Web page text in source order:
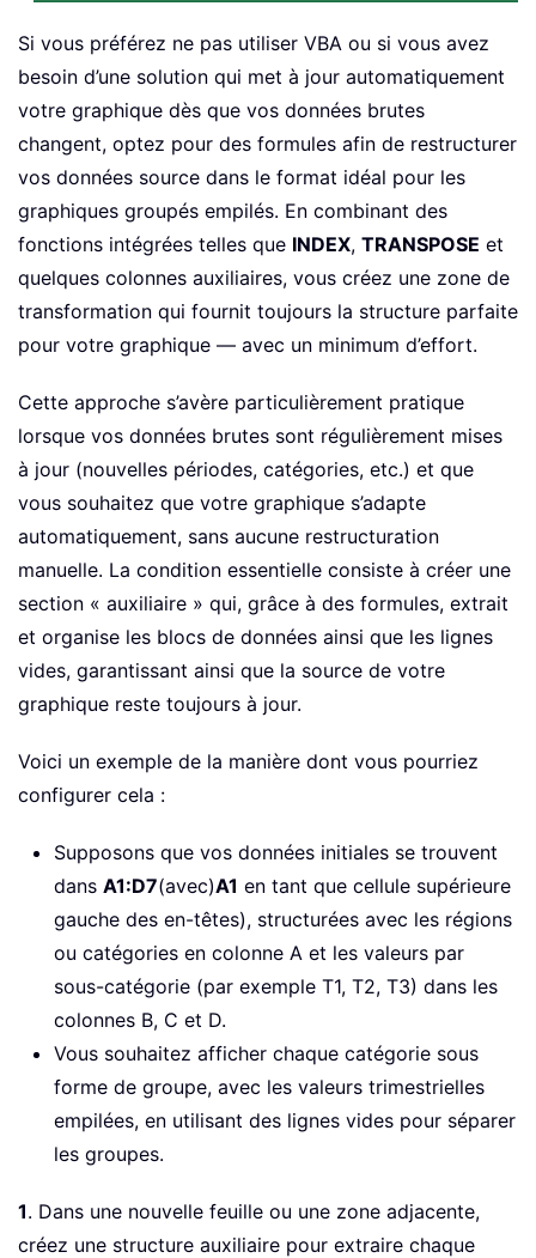
Si vous préférez ne pas utiliser VBA ou si vous avez
besoin d’une solution qui met à jour automatiquement
votre graphique dès que vos données brutes
changent, optez pour des formules afin de restructurer
vos données source dans le format idéal pour les
graphiques groupés empilés. En combinant des
fonctions intégrées telles que INDEX, TRANSPOSE et
quelques colonnes auxiliaires, vous créez une zone de
transformation qui fournit toujours la structure parfaite
pour votre graphique — avec un minimum d’effort.
Cette approche s’avère particulièrement pratique
lorsque vos données brutes sont régulièrement mises
à jour (nouvelles périodes, catégories, etc.) et que
vous souhaitez que votre graphique s’adapte
automatiquement, sans aucune restructuration
manuelle. La condition essentielle consiste à créer une
section « auxiliaire » qui, grâce à des formules, extrait
et organise les blocs de données ainsi que les lignes
vides, garantissant ainsi que la source de votre
graphique reste toujours à jour.
Voici un exemple de la manière dont vous pourriez
configurer cela :
Supposons que vos données initiales se trouvent
dans A1:D7(avec)A1 en tant que cellule supérieure
gauche des en-têtes), structurées avec les régions
ou catégories en colonne A et les valeurs par
sous-catégorie (par exemple T1, T2, T3) dans les
colonnes B, C et D.
Vous souhaitez afficher chaque catégorie sous
forme de groupe, avec les valeurs trimestrielles
empilées, en utilisant des lignes vides pour séparer
les groupes.
1. Dans une nouvelle feuille ou une zone adjacente,
créez une structure auxiliaire pour extraire chaque